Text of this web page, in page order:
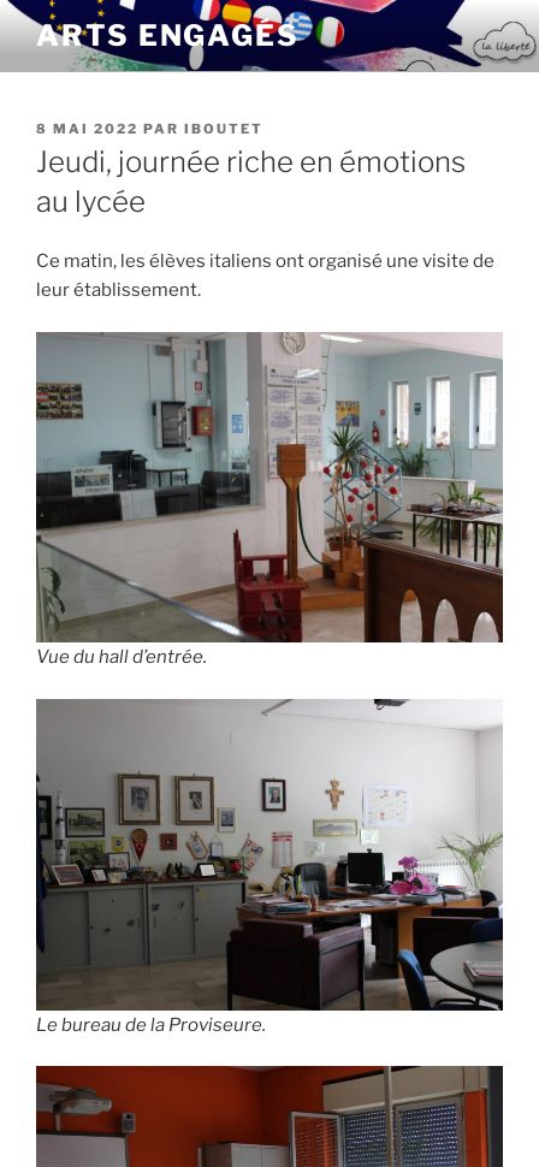
Aller
contenu
ARTS ENGAGÉS
PUBLIÉ
LE
8 MAI 2022 PAR IBOUTET
Jeudi, journée riche en émotions
au lycée
Ce matin, les élèves italiens ont organisé une visite de
leur établissement.
Vue du hall d’entrée.
Le bureau de la Proviseure.